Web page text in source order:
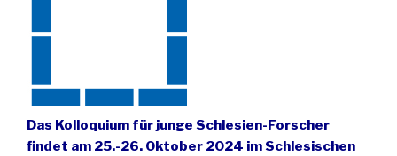
Das Kolloquium für junge Schlesien-Forscher
findet am 25.-26. Oktober 2024 im Schlesischen